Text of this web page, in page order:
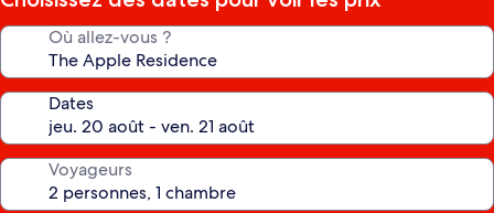
Où allez-vous ?
Dates
Voyageurs